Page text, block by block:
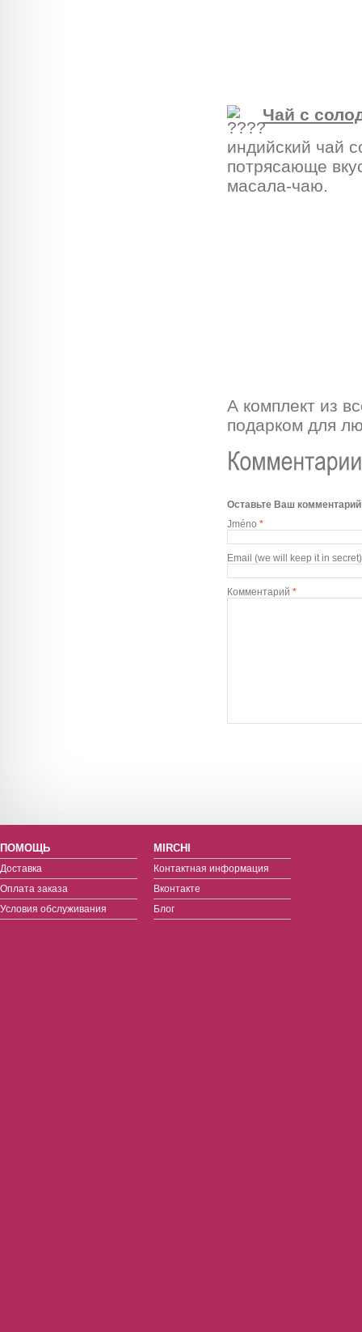
Чай с
индийский чай
потрясающе
масала-чаю.
А комплект из
подарком для
Оставьте Ваш комментарий
Jméno *
Email (we will keep it in secret)
Комментарий *
ПОМОЩЬ
Доставка
Оплата заказа
Условия обслуживания
MIRCHI
Контактная информация
Вконтакте
Блог